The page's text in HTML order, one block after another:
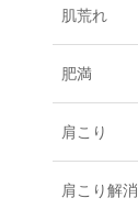
肌荒れ
肥満
肩こり
肩こり解消